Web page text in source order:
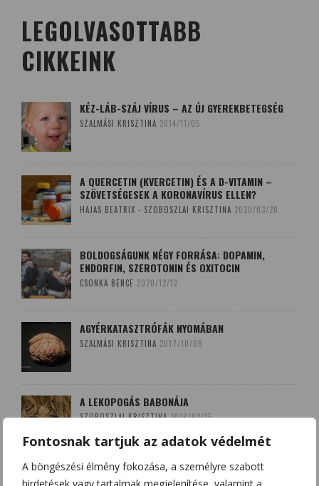
Fontosnak tartjuk az adatok védelmét
A böngészési élmény fokozása, a személyre szabott
hirdetések vagy tartalmak megjelenítése, valamint a
LEGOLVASOTTABB
CIKKEINK
KÉZ-LÁB-SZÁJ VÍRUS – AZ ÚJ GYEREKBETEGSÉG
SZALMÁSI KRISZTINA 2014/11/05
A QUERCETIN (KVERCETIN) ÉS A D-VITAMIN –
SZÖVETSÉGESEK A KORONAVÍRUS ELLEN?
HAJAS BEATRIX - SZOBOSZLAI KRISZTINA 2020/03/20
BOLDOGSÁGUNK NÉGY FORRÁSA: DOPAMIN,
ENDORFIN, SZEROTONIN ÉS OXITOCIN
CSONKA BENCE 2020/12/12
AGYÉRKATASZTRÓFÁK NYOMÁBAN
SZALMÁSI KRISZTINA 2017/10/08
A LEKOPOGÁS BABONÁJA
SZOBOSZLAI KRISZTINA 2018/03/15